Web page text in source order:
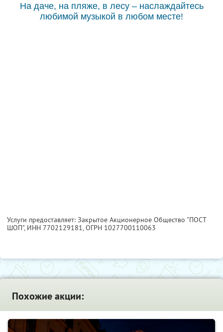
На даче, на пляже, в лесу – наслаждайтесь
любимой музыкой в любом месте!
Услуги предоставляет: Закрытое Акционерное Общество "ПОСТ
ШОП", ИНН 7702129181, ОГРН 1027700110063
Похожие акции: